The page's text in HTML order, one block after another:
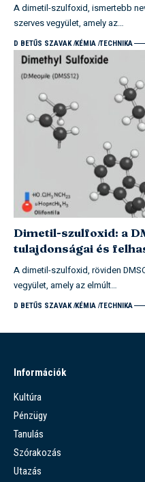
A dimetil-szulfoxid, ismertebb
szerves vegyület, amely az…
D BETŰS SZAVAK KÉMIA TECHNIKA
Dimetil-szulfoxid: a
tulajdonságai és
A dimetil-szulfoxid, röviden
vegyület, amely az elmúlt…
D BETŰS SZAVAK KÉMIA TECHNIKA
Információk
Kultúra
Pénzügy
Tanulás
Szórakozás
Utazás